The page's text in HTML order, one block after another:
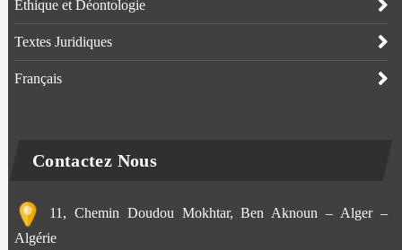
Ethique et Déontologie
Textes Juridiques
Français
Contactez Nous
11, Chemin Doudou Mokhtar, Ben Aknoun – Alger –
Algérie